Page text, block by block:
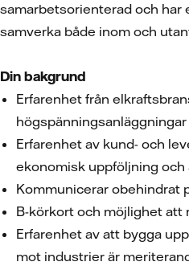
samarbetsorienterad och har
samverka både inom och
Din bakgrund
Erfarenhet från
Erfarenhet av kund- och
ekonomisk uppföljning och
Kommunicerar obehindrat
B-körkort och möjlighet att
Erfarenhet av att bygga
mot industrier är